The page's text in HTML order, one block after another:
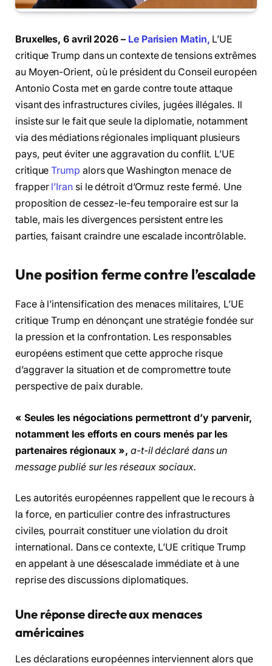
Bruxelles, 6 avril 2026 – Le Parisien Matin, L’UE
critique Trump dans un contexte de tensions extrêmes
au Moyen-Orient, où le président du Conseil européen
Antonio Costa met en garde contre toute attaque
visant des infrastructures civiles, jugées illégales. Il
insiste sur le fait que seule la diplomatie, notamment
via des médiations régionales impliquant plusieurs
pays, peut éviter une aggravation du conflit. L’UE
critiqueTrump alors que Washington menace de
frapper l’Iransi le détroit d’Ormuz reste fermé. Une
proposition de cessez-le-feu temporaire est sur la
table, mais les divergences persistent entre les
parties, faisant craindre une escalade incontrôlable.
Une position ferme contre l’escalade
Face à l’intensification des menaces militaires, L’UE
critique Trump en dénonçant une stratégie fondée sur
la pression et la confrontation. Les responsables
européens estiment que cette approche risque
d’aggraver la situation et de compromettre toute
perspective de paix durable.
« Seules les négociations permettront d’y parvenir,
notamment les efforts en cours menés par les
partenaires régionaux », a-t-il déclaré dans un
message publié sur les réseaux sociaux.
Les autorités européennes rappellent que le recours à
la force, en particulier contre des infrastructures
civiles, pourrait constituer une violation du droit
international. Dans ce contexte, L’UE critique Trump
en appelant à une désescalade immédiate et à une
reprise des discussions diplomatiques.
Une réponse directe aux menaces
américaines
Les déclarations européennes interviennent alors que